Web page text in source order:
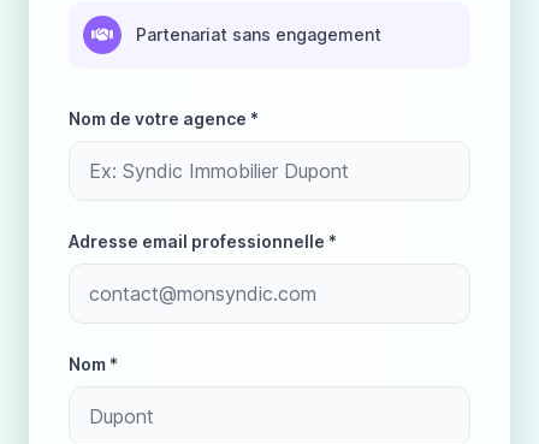
Partenariat sans engagement
Nom de votre agence *
Adresse email professionnelle *
Nom *